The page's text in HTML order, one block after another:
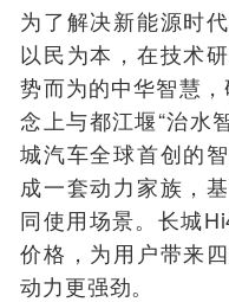
为了解决新能源时
以民为本，在技术
势而为的中华智慧
念上与都江堰“治水
城汽车全球首创的
成一套动力家族，
同使用场景。长城
价格，为用户带来
动力更强劲。